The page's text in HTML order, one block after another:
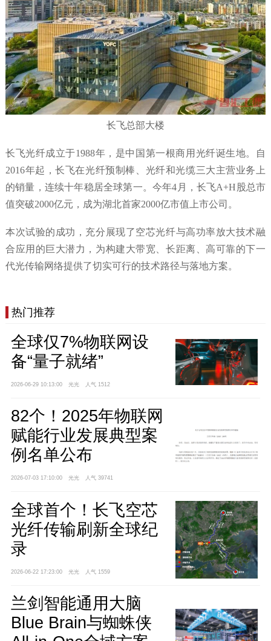
长飞总部大楼
长飞光纤成立于1988年，是中国第一根商用光纤诞生地。自
2016年起，长飞在光纤预制棒、光纤和光缆三大主营业务上
的销量，连续十年稳居全球第一。今年4月，长飞A+H股总市
值突破2000亿元，成为湖北首家2000亿市值上市公司。
本次试验的成功，充分展现了空芯光纤与高功率放大技术融
合应用的巨大潜力，为构建大带宽、长距离、高可靠的下一
代光传输网络提供了切实可行的技术路径与落地方案。
热门推荐
全球仅7%物联网设
备“量子就绪”
2026-06-29 10:13:00 光光 人气 1512
82个！2025年物联网
赋能行业发展典型案
例名单公布
2026-07-03 17:10:00 光光 人气 39741
全球首个！长飞空芯
光纤传输刷新全球纪
录
2026-06-22 17:23:00 光光 人气 1559
兰剑智能通用大脑
Blue Brain与蜘蛛侠